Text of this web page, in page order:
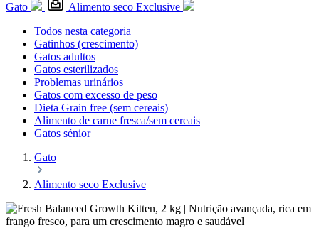
Gato
Alimento seco Exclusive
Todos nesta categoria
Gatinhos (crescimento)
Gatos adultos
Gatos esterilizados
Problemas urinários
Gatos com excesso de peso
Dieta Grain free (sem cereais)
Alimento de carne fresca/sem cereais
Gatos sénior
Gato
Alimento seco Exclusive